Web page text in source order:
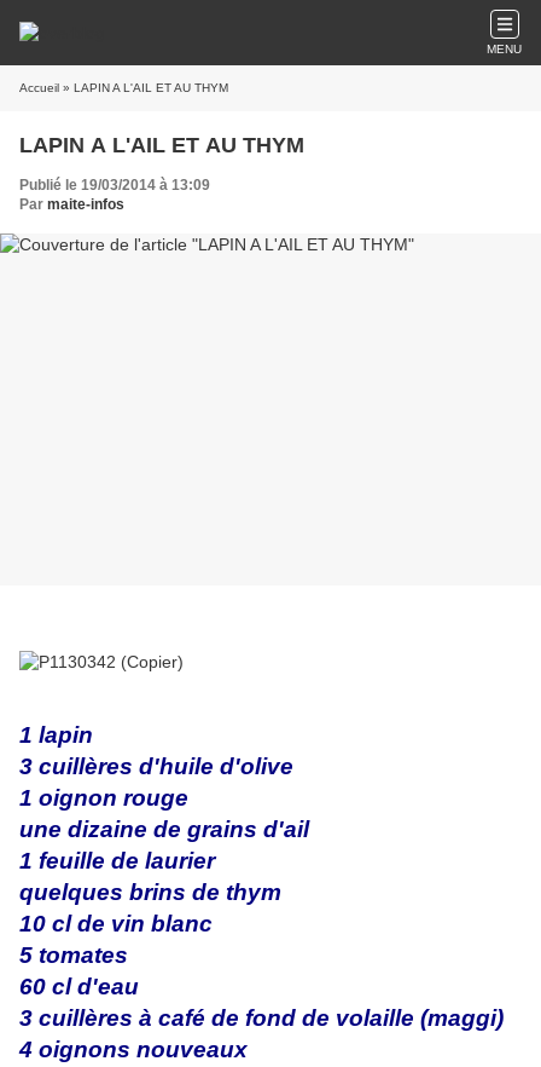
MENU
Accueil » LAPIN A L'AIL ET AU THYM
LAPIN A L'AIL ET AU THYM
Publié le 19/03/2014 à 13:09
Par maite-infos
1 lapin
3 cuillères d'huile d'olive
1 oignon rouge
une dizaine de grains d'ail
1 feuille de laurier
quelques brins de thym
10 cl de vin blanc
5 tomates
60 cl d'eau
3 cuillères à café de fond de volaille (maggi)
4 oignons nouveaux